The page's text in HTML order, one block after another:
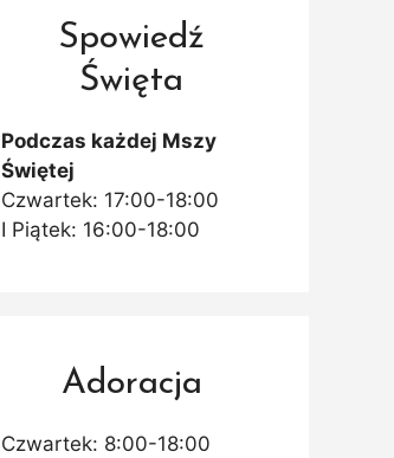
Spowiedź
Święta
Podczas każdej Mszy
Świętej
Czwartek: 17:00-18:00
I Piątek: 16:00-18:00
Adoracja
Czwartek: 8:00-18:00